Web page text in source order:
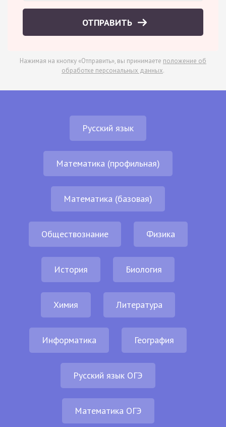
ОТПРАВИТЬ
Нажимая на кнопку «Отправить», вы принимаете положение об
обработке персональных данных.
Русский язык
Математика (профильная)
Математика (базовая)
Обществознание Физика
История Биология
Химия Литература
Информатика География
Русский язык ОГЭ
Математика ОГЭ